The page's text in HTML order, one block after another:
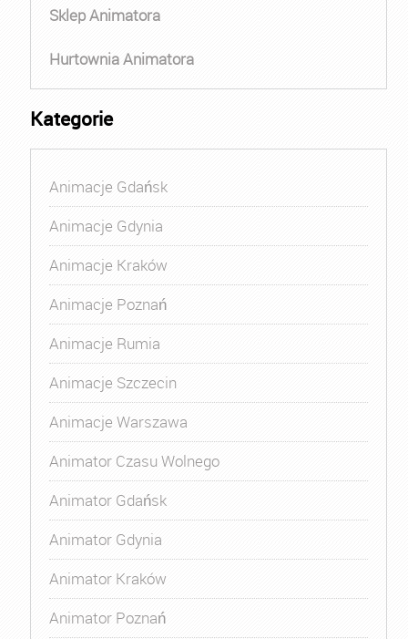
Sklep Animatora
Hurtownia Animatora
Kategorie
Animacje Gdańsk
Animacje Gdynia
Animacje Kraków
Animacje Poznań
Animacje Rumia
Animacje Szczecin
Animacje Warszawa
Animator Czasu Wolnego
Animator Gdańsk
Animator Gdynia
Animator Kraków
Animator Poznań